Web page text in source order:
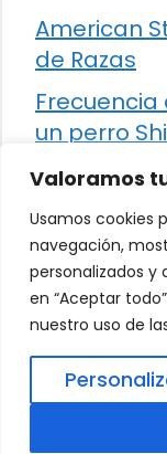
Valoramos
Usamos cookies
navegación,
personalizados y
en “Aceptar
nuestro uso de
American
de Razas
un perro
Spark
Cómo
¿Los frutos
que los